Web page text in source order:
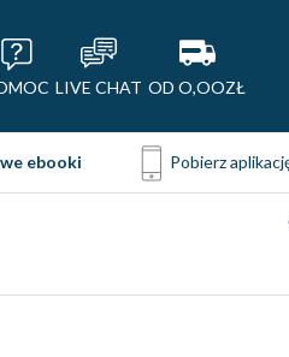
LIVE CHAT OD O,OOZŁ
ebooki Pobierz